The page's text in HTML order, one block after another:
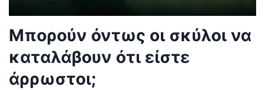
Μπορούν όντως οι σκύλοι να
καταλάβουν ότι είστε
άρρωστοι;